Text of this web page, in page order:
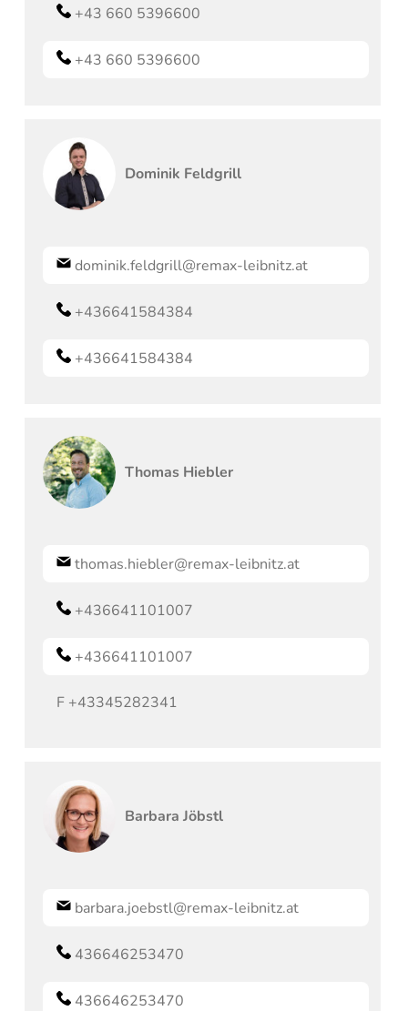
+43 660 5396600
+43 660 5396600
Dominik Feldgrill
dominik.feldgrill@remax-leibnitz.at
+436641584384
+436641584384
Thomas Hiebler
thomas.hiebler@remax-leibnitz.at
+436641101007
+436641101007
F +43345282341
Barbara Jöbstl
barbara.joebstl@remax-leibnitz.at
436646253470
436646253470